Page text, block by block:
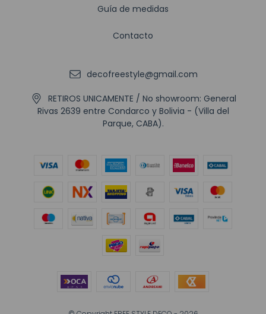
Guía de medidas
Contacto
decofreestyle@gmail.com
RETIROS UNICAMENTE / No showroom: General
Rivas 2639 entre Condarco y Bolivia - (Villa del
Parque, CABA).